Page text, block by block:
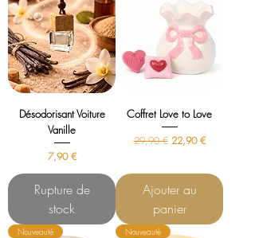
Désodorisant Voiture
Vanille
Prix
7,90 €
Rupture de
stock
Coffret Love to Love
Prix original
29,90 € Prix promotionnel
22,90 €
Ajouter au
panier
Nouveauté Nouveauté